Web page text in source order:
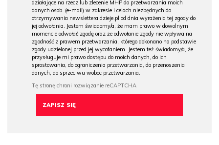
działające na rzecz lub zlecenie MHP do przetwarzania moich
danych osob. (e-mail) w zakresie i celach niezbędnych do
otrzymywania newslettera dzieje.pl od dnia wyrażenia tej zgody do
jej odwołania. Jestem świadomy/a, że mam prawo w dowolnym
momencie odwołać zgodę oraz że odwołanie zgody nie wpływa na
zgodność z prawem przetwarzania, którego dokonano na podstawie
zgody udzielonej przed jej wycofaniem. Jestem też świadomy/a, że
przysługuje mi prawo dostępu do moich danych, do ich
sprostowania, do ograniczenia przetwarzania, do przenoszenia
danych, do sprzeciwu wobec przetwarzania.